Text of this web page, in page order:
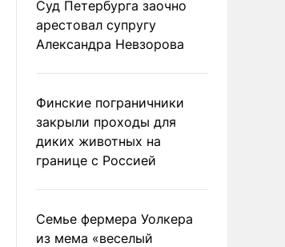
Суд Петербурга заочно
арестовал супругу
Александра Невзорова
Финские пограничники
закрыли проходы для
диких животных на
границе с Россией
Семье фермера Уолкера
из мема «веселый